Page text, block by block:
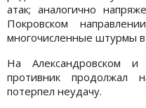
атак; аналогично
Покровском
многочисленные штурмы в
На Александровском и
противник продолжал
потерпел неудачу.